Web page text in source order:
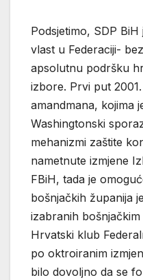
Podsjetimo, SDP
vlast u Federaciji-
apsolutnu podršku
izbore. Prvi put
amandmana, kojima
Washingtonski
mehanizmi zaštite
nametnute izmjene
FBiH, tada je
bošnjačkih županija
izabranih
Hrvatski klub
po oktroiranim
bilo dovoljno da se